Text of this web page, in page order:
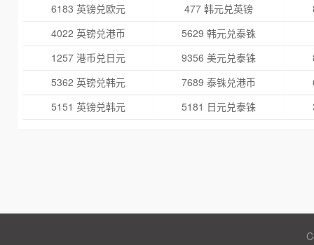
6183 英镑兑欧元 477 韩元兑英镑
4022 英镑兑港币
5629 韩元兑泰铢
1257 港币兑日元
9356 美元兑泰铢
5362 英镑兑韩元
7689 泰铢兑港币
5151 英镑兑韩元
5181 日元兑泰铢